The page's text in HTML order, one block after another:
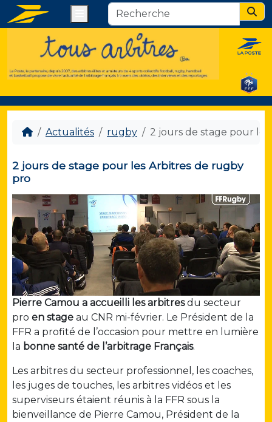
Actualités rugby 2 jours de stage pour
2 jours de stage pour les Arbitres de rugby
pro
Pierre Camou a accueilli les arbitresdu secteur
pro en stage au CNR mi-février. Le Président de la
FFR a profité de l’occasion pour mettre en lumière
la bonne santé de l’arbitrage Français.
Les arbitres du secteur professionnel, les coaches,
les juges de touches, les arbitres vidéos et les
superviseurs étaient réunis à la FFR sous la
bienveillance de Pierre Camou, Président de la